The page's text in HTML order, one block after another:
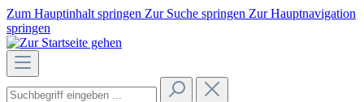
Zum Hauptinhalt springen Zur Suche springen Zur Hauptnavigation
springen